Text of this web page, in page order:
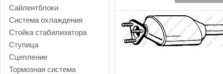
Сайлентблоки
Система охлаждения
Стойка стабилизатора
Ступица
Сцепление
Тормозная система